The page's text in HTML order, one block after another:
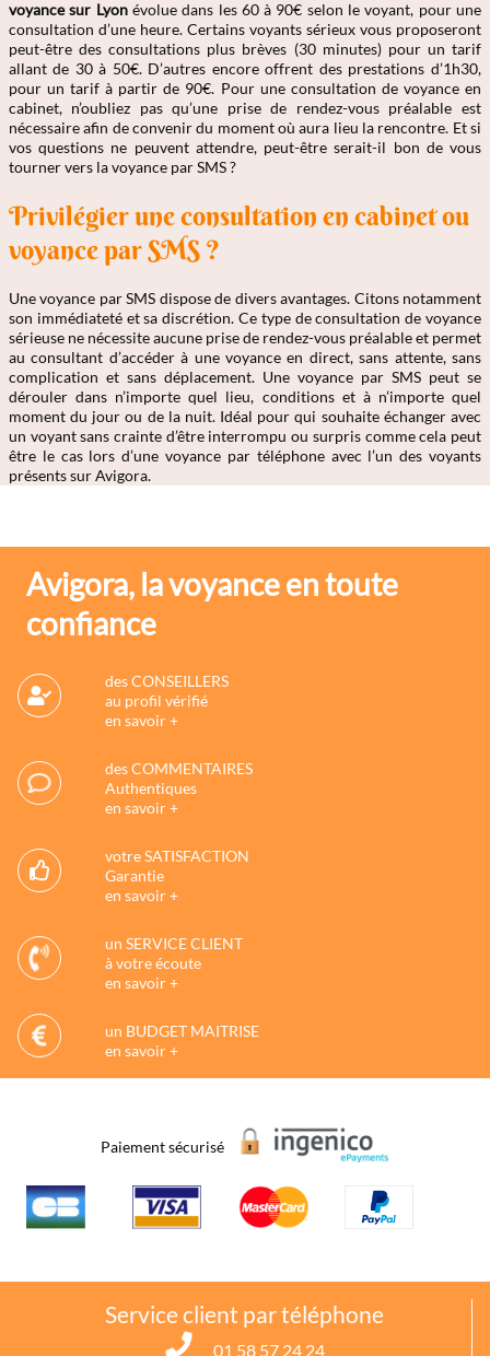
voyance sur Lyonévolue dans les 60 à 90€ selon le voyant, pour une
consultation d’une heure. Certains voyants sérieux vous proposeront
peut-être des consultations plus brèves (30 minutes) pour un tarif
allant de 30 à 50€. D’autres encore offrent des prestations d’1h30,
pour un tarif à partir de 90€. Pour une consultation de voyance en
cabinet, n’oubliez pas qu’une prise de rendez-vous préalable est
nécessaire afin de convenir du moment où aura lieu la rencontre. Et si
vos questions ne peuvent attendre, peut-être serait-il bon de vous
tourner vers la voyance par SMS ?
Privilégier une consultation en cabinet ou
voyance par SMS ?
Une voyance par SMS dispose de divers avantages. Citons notamment
son immédiateté et sa discrétion. Ce type de consultation de voyance
sérieuse ne nécessite aucune prise de rendez-vous préalable et permet
au consultant d’accéder à une voyance en direct, sans attente, sans
complication et sans déplacement. Une voyance par SMS peut se
dérouler dans n’importe quel lieu, conditions et à n’importe quel
moment du jour ou de la nuit. Idéal pour qui souhaite échanger avec
un voyant sans crainte d’être interrompu ou surpris comme cela peut
être le cas lors d’une voyance par téléphone avec l’un des voyants
présents sur Avigora.
Avigora, la voyance en toute
confiance
des CONSEILLERS
au profil vérifié
en savoir +
des COMMENTAIRES
Authentiques
en savoir +
votre SATISFACTION
Garantie
en savoir +
un SERVICE CLIENT
à votre écoute
en savoir +
un BUDGET MAITRISE
en savoir +
Paiement sécurisé
Service client par téléphone
01 58 57 24 24